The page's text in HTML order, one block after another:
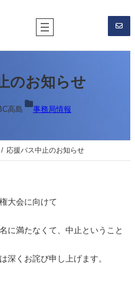
のお知らせ
高島 事務局情報
応援バス中止のお知らせ
大会に向けて
に満たなくて、中止ということ
深くお詫び申し上げます。